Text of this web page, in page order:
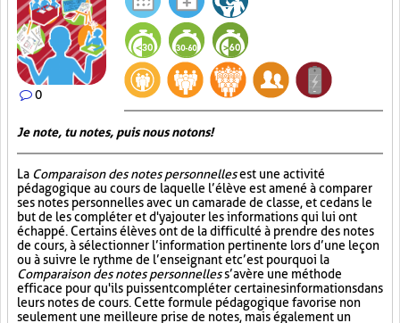
0
Je note, tu notes, puis nous notons!
La Comparaison des notes personnellesest une activité
pédagogique au cours de laquelle l’élève est amené à comparer
ses notes personnelles avec un camarade de classe, et ce dans le
but de les compléter et d'y ajouter les informations qui lui ont
échappé. Certains élèves ont de la difficulté à prendre des notes
de cours, à sélectionner l’information pertinente lors d’une leçon
ou à suivre le rythme de l’enseignant et c’est pourquoi la
Comparaison des notes personnelless’avère une méthode
efficace pour qu'ils puissent compléter certaines informations dans
leurs notes de cours. Cette formule pédagogique favorise non
seulement une meilleure prise de notes, mais également un